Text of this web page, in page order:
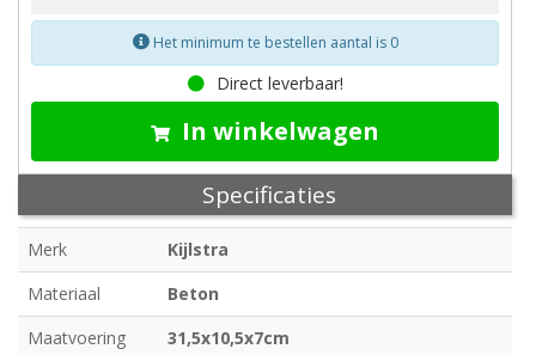
Het minimum te bestellen aantal is 0
Direct leverbaar!
In winkelwagen
Specificaties
Merk
Kijlstra
Materiaal
Beton
Maatvoering
31,5x10,5x7cm